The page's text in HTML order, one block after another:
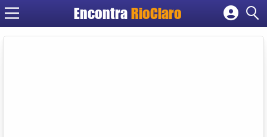
Encontra RioClaro
Cadastrar empresa